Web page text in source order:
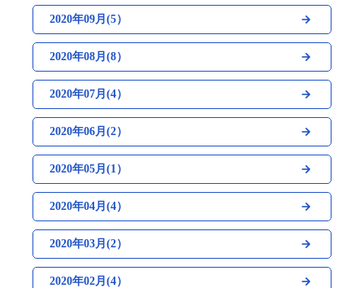
2020年09月(5）
2020年08月(8）
2020年07月(4）
2020年06月(2）
2020年05月(1）
2020年04月(4）
2020年03月(2）
2020年02月(4）